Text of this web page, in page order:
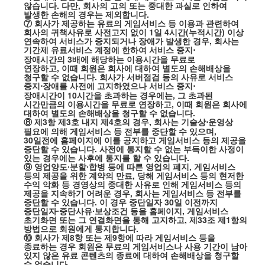
않습니다. 다만, 회사의 고의 또는 중대한 과실로 인하여
발생한 손해의 경우는 제외합니다.
⑦ 회사가 제공하는 유료의 게임서비스 등 이용과 관련하여
회사의 귀책사유로 사전고지 없이 1일 4시간(누적시간) 이상
연속하여 서비스가 중지되거나 장애가 발생한 경우, 회사는
기간제 유료서비스 계정에 한하여 서비스 중지⋅
장애시간의 3배에 해당하는 이용시간을 무료로
연장하고, 이때 회원은 회사에 대하여 별도의 손해배상을
청구할 수 없습니다. 회사가 서버점검 등의 사유로 서비스
중지⋅장애를 사전에 고지하였으나 서비스 중지⋅
장애시간이 10시간을 초과하는 경우에는, 그 초과된
시간만큼의 이용시간을 무료로 연장하고, 이때 회원은 회사에
대하여 별도의 손해배상을 청구할 수 없습니다.
⑧ 제3항 제3호 내지 제4호의 경우, 회사는 기술상⋅운영상
필요에 의해 게임서비스 등 전부를 중단할 수 있으며,
30일전에 홈페이지에 이를 공지하고 게임서비스 등의 제공을
중단할 수 있습니다. 사전에 통지할 수 없는 부득이한 사정이
있는 경우에는 사후에 통지를 할 수 있습니다.
⑨ 영업양도∙분할∙합병 등에 따른 영업의 폐지, 게임서비스
등의 제공을 위한 계약의 만료, 당해 게임서비스 등의 현저한
수익 악화 등 경영상의 중대한 사유로 인해 게임서비스 등의
제공을 지속하기 어려운 경우, 회사는 게임서비스 등 전부를
중단할 수 있습니다. 이 경우 중단일자30일 이전까지
중단일자∙중단사유∙보상조건 등을 홈페이지, 게임서비스
초기화면 또는 그 연결화면을 통해 고지하고, 제33조 제1항의
방법으로 회원에게 통지합니다.
⑩ 회사가 제8항 또는 제9항에 따라 게임서비스 등을
종료하는 경우 회원은 무료의 게임서비스나 사용 기간이 남아
있지 않은 유료 콘텐츠의 종료에 대하여 손해배상을 청구할